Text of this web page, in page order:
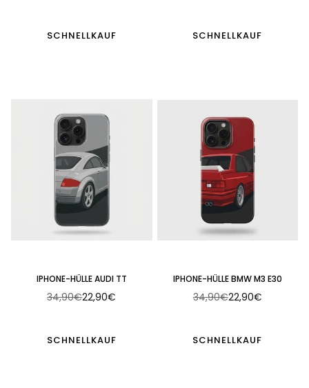
SCHNELLKAUF SCHNELLKAUF
IPHONE-HÜLLE AUDI TT
Normaler
34,90€22,90€
SCHNELLKAUF
IPHONE-HÜLLE BMW M3 E30
Normaler
34,90€22,90€
SCHNELLKAUF